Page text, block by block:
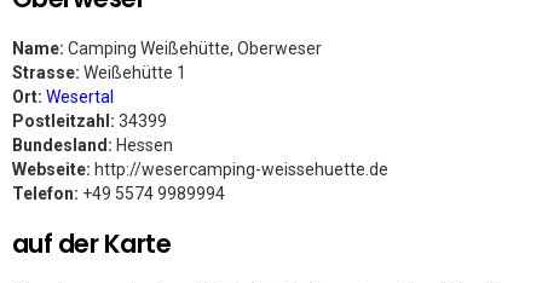
Name: Camping Weißehütte, Oberweser
Strasse: Weißehütte 1
Ort: Wesertal
Postleitzahl: 34399
Bundesland: Hessen
Webseite: http://wesercamping-weissehuette.de
Telefon: +49 5574 9989994
auf der Karte